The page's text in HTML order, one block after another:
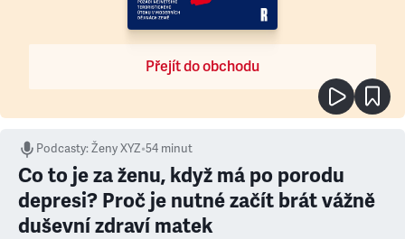
Přejít do obchodu
Podcasty:Ženy XYZ•54 minut
Co to je za ženu, když má po porodu
depresi? Proč je nutné začít brát vážně
duševní zdraví matek